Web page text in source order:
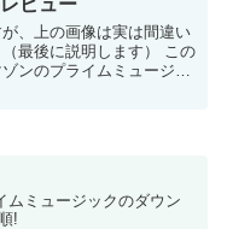
ビュー
、上の画像は実は間違い
最後に説明します） この
ンのプライムミュージッ
ムミュージックのダウン
!